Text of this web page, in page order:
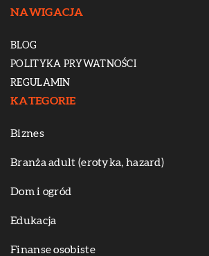
NAWIGACJA
BLOG
POLITYKA PRYWATNOŚCI
REGULAMIN
KATEGORIE
Biznes
Branża adult (erotyka, hazard)
Dom i ogród
Edukacja
Finanse osobiste